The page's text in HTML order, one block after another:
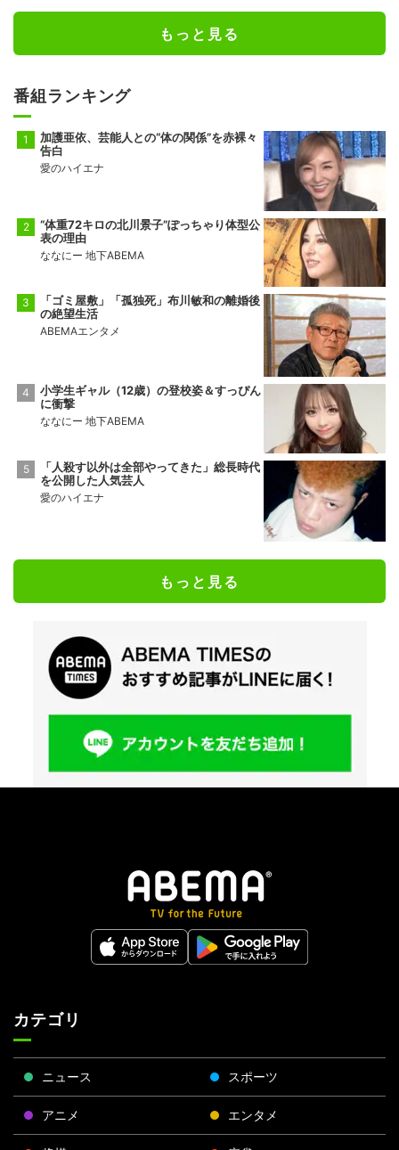
もっと見る
番組ランキング
加護亜依、芸能人との“体の関係”を赤裸々
告白
愛のハイエナ
“体重72キロの北川景子”ぽっちゃり体型公
表の理由
ななにー 地下ABEMA
「ゴミ屋敷」「孤独死」布川敏和の離婚後
の絶望生活
ABEMAエンタメ
小学生ギャル（12歳）の登校姿＆すっぴん
に衝撃
ななにー 地下ABEMA
「人殺す以外は全部やってきた」総長時代
を公開した人気芸人
愛のハイエナ
もっと見る
カテゴリ
ニュース スポーツ
アニメ エンタメ